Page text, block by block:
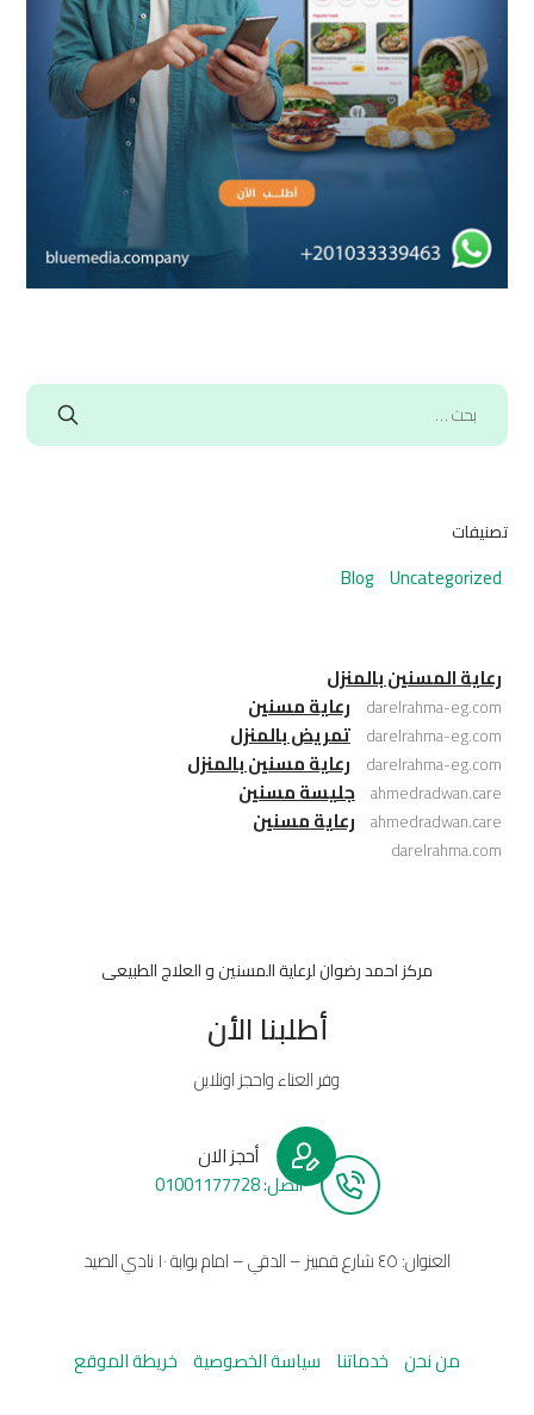
تصنيفات
Blog Uncategorized
رعاية المسنين بالمنزل
darelrahma-eg.com رعاية مسنين
darelrahma-eg.com تمريض بالمنزل
darelrahma-eg.com رعاية مسنين بالمنزل
ahmedradwan.care جليسة مسنين
ahmedradwan.care رعاية مسنين
darelrahma.com
مركز احمد رضوان لرعاية المسنين و العلاج الطبيعى
أطلبنا الأن
وفر العناء واحجز اونلاين
أحجز الان
أتصل: 01001177728
العنوان: ٤٥ شارع قمبيز – الدقي – امام بوابة ١٠ نادي الصيد
من نحن خدماتنا سياسة الخصوصية خريطة الموقع